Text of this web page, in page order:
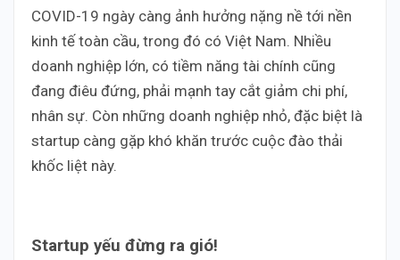
COVID-19 ngày càng ảnh hưởng nặng nề tới nền
kinh tế toàn cầu, trong đó có Việt Nam. Nhiều
doanh nghiệp lớn, có tiềm năng tài chính cũng
đang điêu đứng, phải mạnh tay cắt giảm chi phí,
nhân sự. Còn những doanh nghiệp nhỏ, đặc biệt là
startup càng gặp khó khăn trước cuộc đào thải
khốc liệt này.
Startup yếu đừng ra gió!